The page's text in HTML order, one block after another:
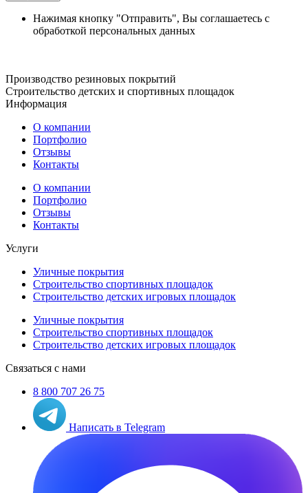
Нажимая кнопку "Отправить", Вы соглашаетесь с
обработкой персональных данных
Производство резиновых покрытий
Строительство детских и спортивных площадок
Информация
О компании
Портфолио
Отзывы
Контакты
О компании
Портфолио
Отзывы
Контакты
Услуги
Уличные покрытия
Строительство спортивных площадок
Строительство детских игровых площадок
Уличные покрытия
Строительство спортивных площадок
Строительство детских игровых площадок
Связаться с нами
8 800 707 26 75
Написать в Telegram